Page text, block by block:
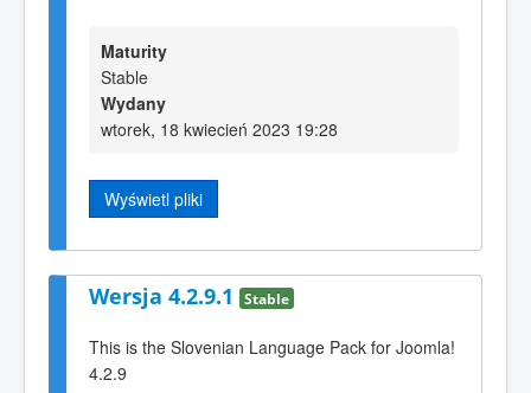
Maturity
Stable
Wydany
wtorek, 18 kwiecień 2023 19:28
Wyświetl pliki
Wersja 4.2.9.1 Stable
This is the Slovenian Language Pack for Joomla!
4.2.9